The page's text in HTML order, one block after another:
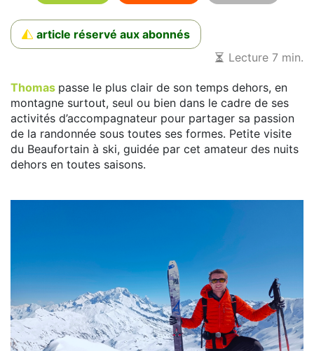
article réservé aux abonnés
Lecture 7 min.
Thomas passe le plus clair de son temps dehors, en
montagne surtout, seul ou bien dans le cadre de ses
activités d’accompagnateur pour partager sa passion
de la randonnée sous toutes ses formes. Petite visite
du Beaufortain à ski, guidée par cet amateur des nuits
dehors en toutes saisons.